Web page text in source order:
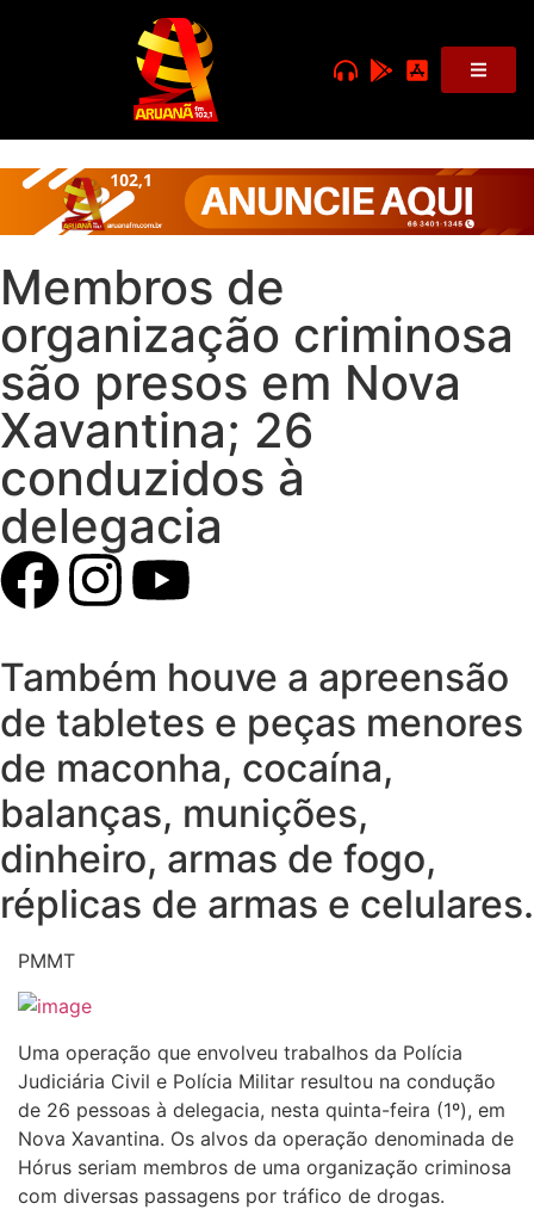
Membros de
organização criminosa
são presos em Nova
Xavantina; 26
conduzidos à
delegacia
Também houve a apreensão
de tabletes e peças menores
de maconha, cocaína,
balanças, munições,
dinheiro, armas de fogo,
réplicas de armas e celulares.
PMMT
Uma operação que envolveu trabalhos da Polícia
Judiciária Civil e Polícia Militar resultou na condução
de 26 pessoas à delegacia, nesta quinta-feira (1º), em
Nova Xavantina. Os alvos da operação denominada de
Hórus seriam membros de uma organização criminosa
com diversas passagens por tráfico de drogas.